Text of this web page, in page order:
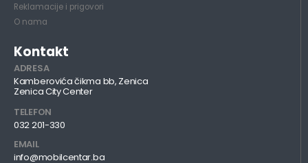
Reklamacije i prigovori
O nama
Kontakt
ADRESA
Kamberovića čikma bb, Zenica
Zenica City Center
TELEFON
032 201-330
EMAIL
info@mobilcentar.ba